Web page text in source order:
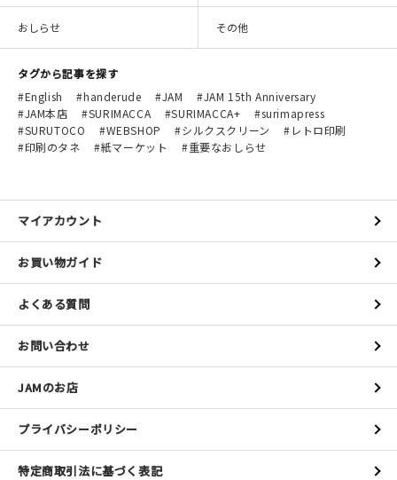
おしらせ その他
タグから記事を探す
English
handerude JAM
JAM 15th Anniversary
JAM本店
SURIMACCA SURIMACCA+
surimapress
SURUTOCO
WEBSHOP シルクスクリーン
レトロ印刷
印刷のタネ
紙マーケット 重要なおしらせ
マイアカウント
お買い物ガイド
よくある質問
お問い合わせ
JAMのお店
プライバシーポリシー
特定商取引法に基づく表記